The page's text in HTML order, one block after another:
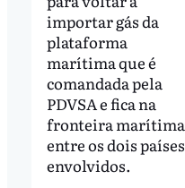
importar gás da
plataforma
marítima que é
comandada pela
PDVSA e fica na
fronteira marítima
entre os dois países
envolvidos.